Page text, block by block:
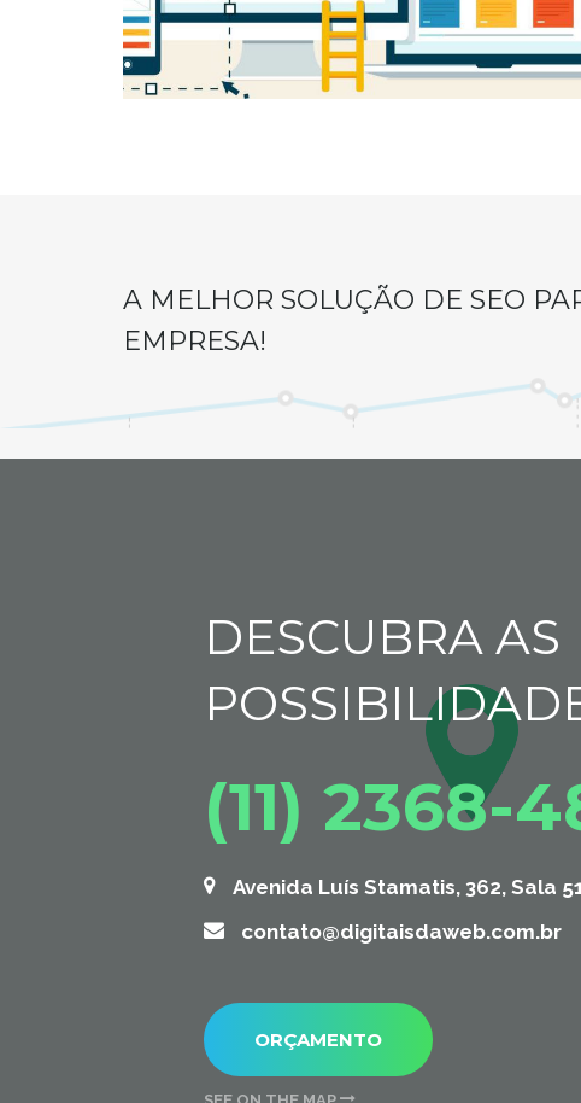
A MELHOR SOLUÇÃO DE SEO
EMPRESA!
DESCUBRA AS
(11) 2368-
Avenida Luís Stamatis, 362, Sala
contato@digitaisdaweb.com.br
ORÇAMENTO